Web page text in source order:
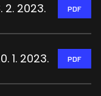
2023. PDF
1. 2023. PDF